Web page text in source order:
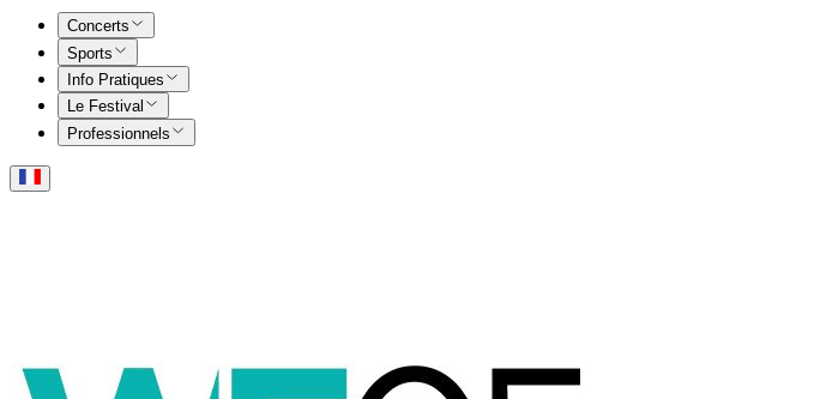
Concerts
Sports
Info Pratiques
Le Festival
Professionnels